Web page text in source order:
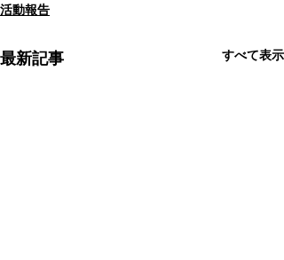
活動報告
最新記事 すべて表示